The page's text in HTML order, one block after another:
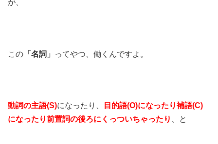
が、
この 「名詞」 ってやつ、働くんですよ。
動詞の主語(S)になったり、
目的語(O)になったり補語(C)
になったり前置詞の後ろにくっついちゃったり
、と